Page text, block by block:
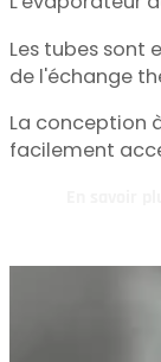
Les tubes sont
de l'échange
La conception
facilement